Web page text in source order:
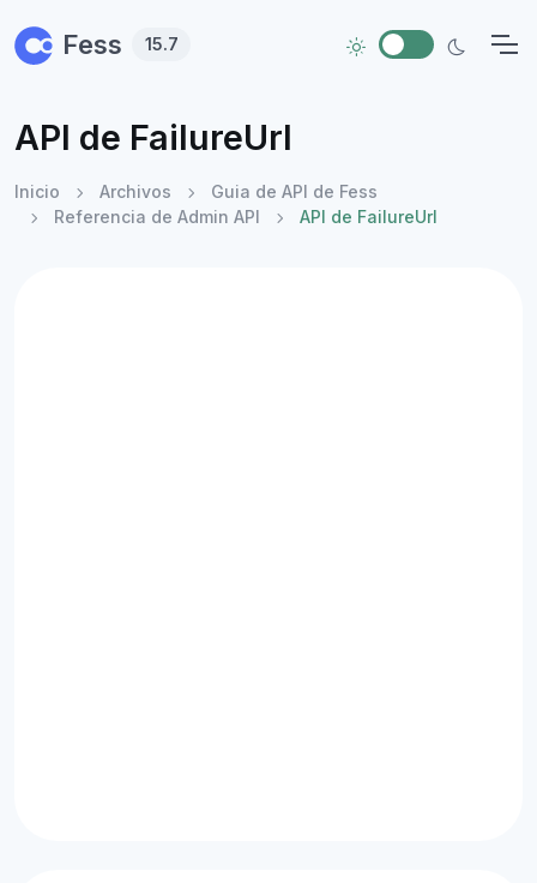
Fess 15.7
API de FailureUrl
Inicio Archivos
Guia de API de Fess
Referencia de Admin API
API de FailureUrl